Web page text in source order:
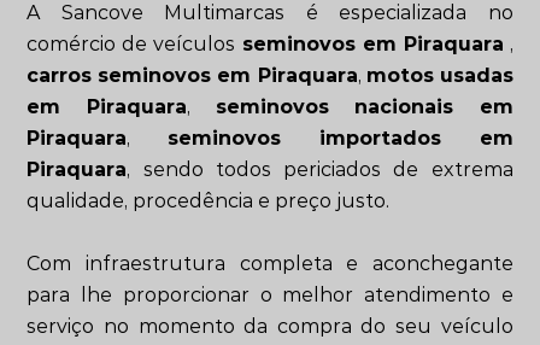
A Sancove Multimarcas é especializada no
comércio de veículos seminovos em Piraquara ,
carros seminovos em Piraquara, motos usadas
em Piraquara, seminovos nacionais em
Piraquara, seminovos importados em
Piraquara, sendo todos periciados de extrema
qualidade, procedência e preço justo.
Com infraestrutura completa e aconchegante
para lhe proporcionar o melhor atendimento e
serviço no momento da compra do seu veículo